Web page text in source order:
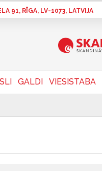
91, RĪGA, LV-1073, LATVIJA
GALDI VIESISTABA